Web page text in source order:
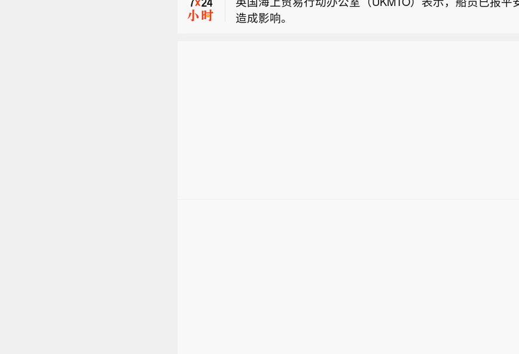
（市、区）有暴雨、大暴雨，其他县（市、区）中到大雨
造成影响。